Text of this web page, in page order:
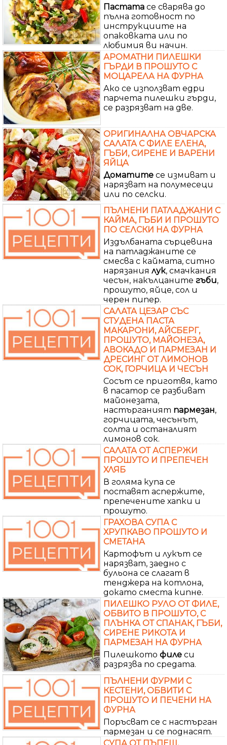
Пастата се сварява до
пълна готовност по
инструкциите на
опаковката или по
любимия ви начин.
АРОМАТНИ ПИЛЕШКИ
ГЪРДИ В ПРОШУТО С
МОЦАРЕЛА НА ФУРНА
Ако се използват едри
парчета пилешки гърди,
се разрязват на две.
ОРИГИНАЛНА ОВЧАРСКА
САЛАТА С ФИЛЕ ЕЛЕНА,
ГЪБИ, СИРЕНЕ И ВАРЕНИ
ЯЙЦА
Доматите се измиват и
нарязват на полумесеци
или по селски.
ПЪЛНЕНИ ПАТЛАДЖАНИ С
КАЙМА, ГЪБИ И ПРОШУТО
ПО СЕЛСКИ НА ФУРНА
Издълбаната сърцевина
на патладжаните се
смесва с каймата, ситно
нарязания лук, смачкания
чесън, накълцаните гъби,
прошуто, яйце, сол и
черен пипер.
САЛАТА ЦЕЗАР СЪС
СТУДЕНА ПАСТА
МАКАРОНИ, АЙСБЕРГ,
ПРОШУТО, МАЙОНЕЗА,
АВОКАДО И ПАРМЕЗАН И
ДРЕСИНГ ОТ ЛИМОНОВ
СОК, ГОРЧИЦА И ЧЕСЪН
Сосът се приготвя, като
в пасатор се разбиват
майонезата,
настърганият пармезан,
горчицата, чесънът,
солта и останалият
лимонов сок.
САЛАТА ОТ АСПЕРЖИ
ПРОШУТО И ПРЕПЕЧЕН
ХЛЯБ
В голяма купа се
поставят аспержите,
препечените хапки и
прошуто.
ГРАХОВА СУПА С
ХРУПКАВО ПРОШУТО И
СМЕТАНА
Картофът и лукът се
нарязват, заедно с
бульона се слагат в
тенджера на котлона,
докато сместа кипне.
ПИЛЕШКО РУЛО ОТ ФИЛЕ,
ОБВИТО В ПРОШУТО, С
ПЛЪНКА ОТ СПАНАК, ГЪБИ,
СИРЕНЕ РИКОТА И
ПАРМЕЗАН НА ФУРНА
Пилешкото филе си
разрязва по средата.
ПЪЛНЕНИ ФУРМИ С
КЕСТЕНИ, ОБВИТИ С
ПРОШУТО И ПЕЧЕНИ НА
ФУРНА
Поръсват се с настърган
пармезан и се поднасят.
СУПА ОТ ПЪПЕШ,